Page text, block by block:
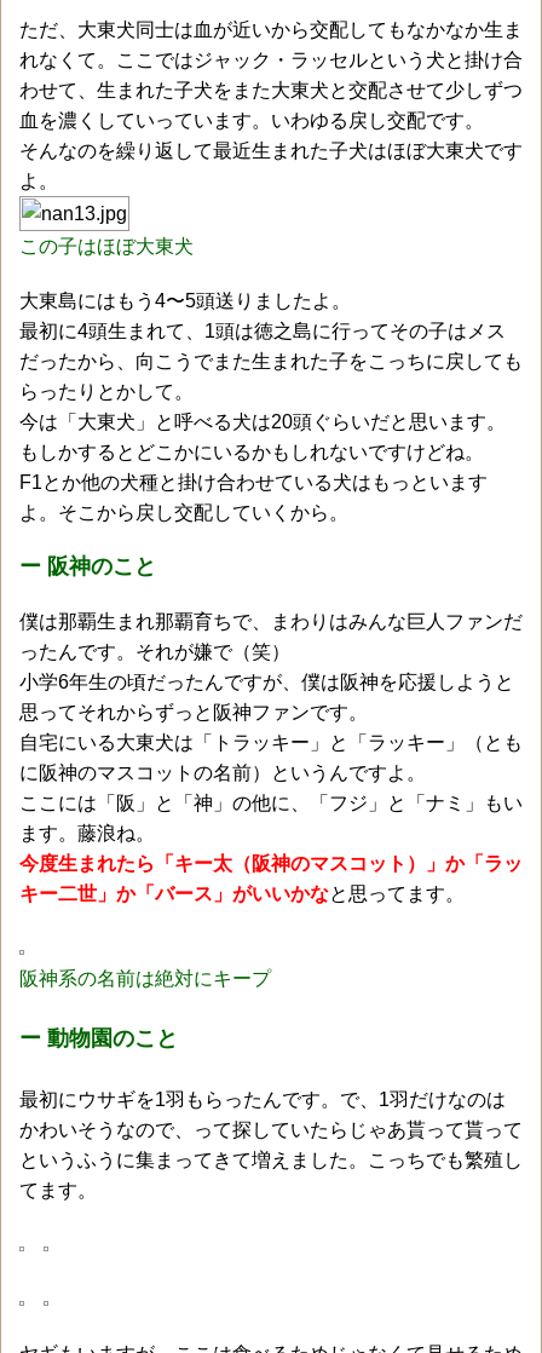
ただ、大東犬同士は血が近いから交配してもなかなか生ま
れなくて。ここではジャック・ラッセルという犬と掛け合
わせて、生まれた子犬をまた大東犬と交配させて少しずつ
血を濃くしていっています。いわゆる戻し交配です。
そんなのを繰り返して最近生まれた子犬はほぼ大東犬です
よ。
この子はほぼ大東犬
大東島にはもう4〜5頭送りましたよ。
最初に4頭生まれて、1頭は徳之島に行ってその子はメス
だったから、向こうでまた生まれた子をこっちに戻しても
らったりとかして。
今は「大東犬」と呼べる犬は20頭ぐらいだと思います。
もしかするとどこかにいるかもしれないですけどね。
F1とか他の犬種と掛け合わせている犬はもっといます
よ。そこから戻し交配していくから。
ー 阪神のこと
僕は那覇生まれ那覇育ちで、まわりはみんな巨人ファンだ
ったんです。それが嫌で（笑）
小学6年生の頃だったんですが、僕は阪神を応援しようと
思ってそれからずっと阪神ファンです。
自宅にいる大東犬は「トラッキー」と「ラッキー」（とも
に阪神のマスコットの名前）というんですよ。
ここには「阪」と「神」の他に、「フジ」と「ナミ」もい
ます。藤浪ね。
今度生まれたら「キー太（阪神のマスコット）」か「ラッ
キー二世」か「バース」がいいかなと思ってます。
阪神系の名前は絶対にキープ
ー 動物園のこと
最初にウサギを1羽もらったんです。で、1羽だけなのは
かわいそうなので、って探していたらじゃあ貰って貰って
というふうに集まってきて増えました。こっちでも繁殖し
てます。